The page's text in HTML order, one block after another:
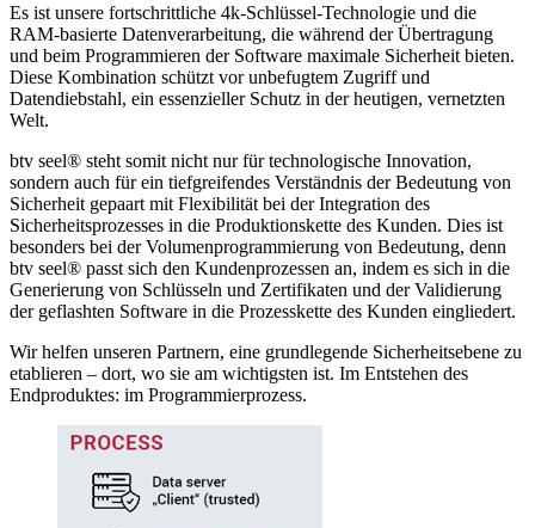
Es ist unsere fortschrittliche 4k-Schlüssel-Technologie und die
RAM-basierte Datenverarbeitung, die während der Übertragung
und beim Programmieren der Software maximale Sicherheit bieten.
Diese Kombination schützt vor unbefugtem Zugriff und
Datendiebstahl, ein essenzieller Schutz in der heutigen, vernetzten
Welt.
btv seel® steht somit nicht nur für technologische Innovation,
sondern auch für ein tiefgreifendes Verständnis der Bedeutung von
Sicherheit gepaart mit Flexibilität bei der Integration des
Sicherheitsprozesses in die Produktionskette des Kunden. Dies ist
besonders bei der Volumenprogrammierung von Bedeutung, denn
btv seel® passt sich den Kundenprozessen an, indem es sich in die
Generierung von Schlüsseln und Zertifikaten und der Validierung
der geflashten Software in die Prozesskette des Kunden eingliedert.
Wir helfen unseren Partnern, eine grundlegende Sicherheitsebene zu
etablieren – dort, wo sie am wichtigsten ist. Im Entstehen des
Endproduktes: im Programmierprozess.